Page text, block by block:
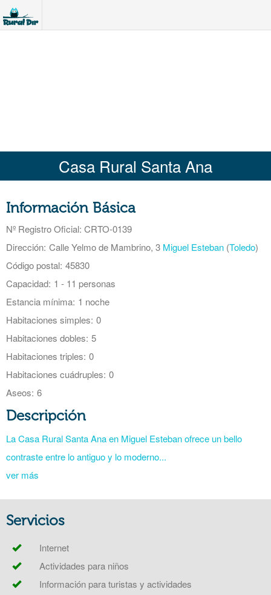
Casa Rural Santa Ana
Información Básica
Nº Registro Oficial: CRTO-0139
Dirección: Calle Yelmo de Mambrino, 3 Miguel Esteban (Toledo)
Código postal: 45830
Capacidad: 1 - 11 personas
Estancia mínima: 1 noche
Habitaciones simples: 0
Habitaciones dobles: 5
Habitaciones triples: 0
Habitaciones cuádruples: 0
Aseos: 6
Descripción
La Casa Rural Santa Ana en Miguel Esteban ofrece un bello
contraste entre lo antiguo y lo moderno...
ver más
Servicios
Internet
Actividades para niños
Información para turistas y actividades